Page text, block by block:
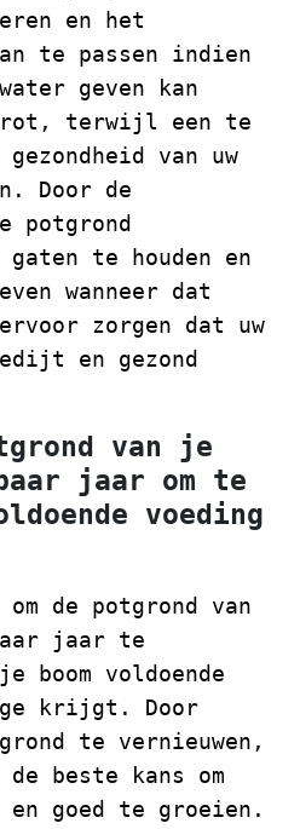
en het
te passen indien
geven kan
terwijl een te
van uw
Door de
potgrond
te houden en
wanneer dat
zorgen dat uw
en gezond
van je
jaar om te
voeding
de potgrond van
jaar te
boom voldoende
krijgt. Door
te vernieuwen,
beste kans om
goed te groeien.